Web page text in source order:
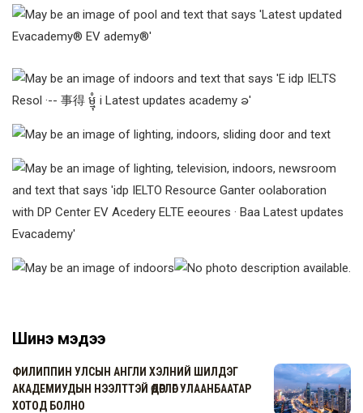
Шинэ мэдээ
ФИЛИППИН УЛСЫН АНГЛИ ХЭЛНИЙ ШИЛДЭГ
АКАДЕМИУДЫН НЭЭЛТТЭЙ ӨДӨРЛӨГ УЛААНБААТАР
ХОТОД БОЛНО